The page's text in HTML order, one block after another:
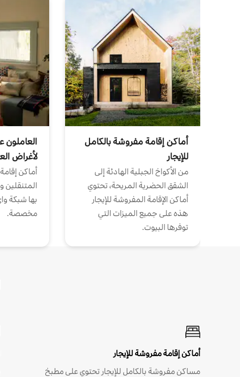
أماكن إقامة مفروشة بالكامل
للإيجار
من الأكواخ الجبلية الهادئة إلى
الشقق الحضرية المريحة، تحتوي
أماكن الإقامة المفروشة للإيجار
هذه على جميع الميزات التي
توفرها البيوت.
العاملون
لأغراض
أماكن
المتنقلين
بها شبكة
مخصصة.
أماكن إقامة مفروشة للإيجار
مساكن مفروشة بالكامل للإيجار تحتوي على مطبخ